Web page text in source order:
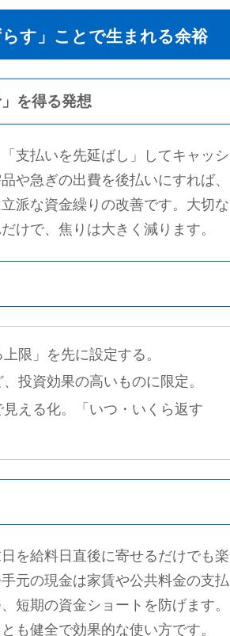
す」ことで生まれる余裕
を得る発想
支払いを先延ばし」してキャッシ
や急ぎの出費を後払いにすれば、
派な資金繰りの改善です。大切な
けで、焦りは大きく減ります。
限」を先に設定する。
投資効果の高いものに限定。
える化。「いつ・いくら返す
を給料日直後に寄せるだけでも楽
元の現金は家賃や公共料金の支払
短期の資金ショートを防げます。
も健全で効果的な使い方です。